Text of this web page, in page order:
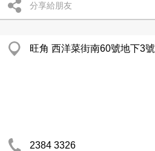
分享給朋友
旺角 西洋菜街南60號地下3號
2384 3326